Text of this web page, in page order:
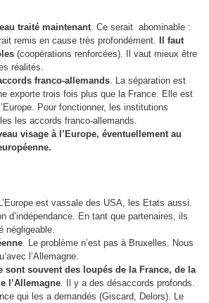
traité maintenant. Ce serait abominable :
remis en cause très profondément.
Il faut
(coopérations renforcées). Il vaut mieux être
réalités.
franco-allemands. La séparation est
exporte trois fois plus que la France. Elle est
Pour fonctionner, les institutions
les accords franco-allemands.
visage à l’Europe, éventuellement au
est vassale des USA, les Etats aussi.
d’indépendance. En tant que partenaires, ils
négligeable.
. Le problème n’est pas à Bruxelles. Nous
l’Allemagne.
sont souvent des loupés de la France, de la
l’Allemagne. Il y a des désaccords profonds.
qui les a demandés (Giscard, Delors). Le